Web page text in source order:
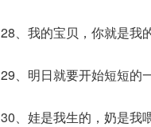
28、我的宝贝，你就是我
29、明日就要开始短短的
30、娃是我生的，奶是我